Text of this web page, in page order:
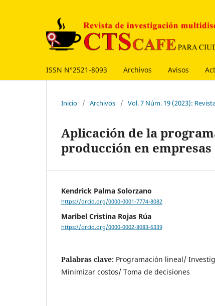
ISSN N°2521-8093 Archivos Avisos
Inicio / Archivos / Vol. 7 Núm. 19 (2023):
Aplicación de la
producción en
Kendrick Palma Solorzano
https://orcid.org/0000-0001-7774-8082
Maribel Cristina Rojas Rúa
https://orcid.org/0000-0002-8083-6339
Palabras clave: Programación lineal/
Minimizar costos/ Toma de decisiones